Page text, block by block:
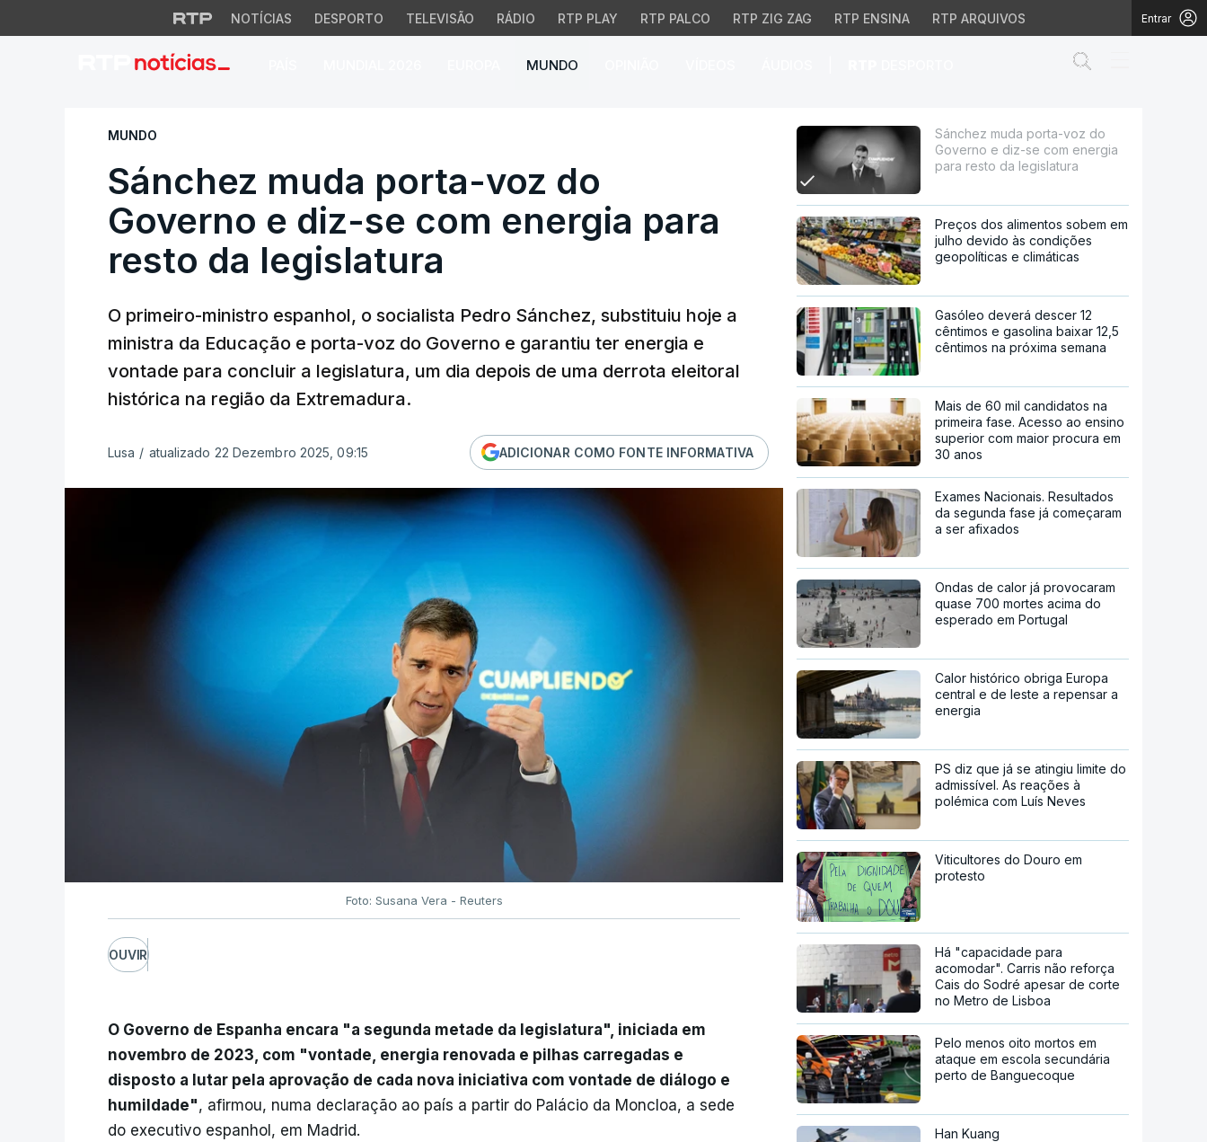
NOTÍCIAS DESPORTO TELEVISÃO RÁDIO RTP PLAY RTP PALCO RTP ZIG ZAG RTP ENSINA RTP ARQUIVOS Entrar
MUNDO
Sánchez muda porta-voz do Governo e diz-se com energia para
MUNDO
Sánchez muda porta-voz do
Governo e diz-se com energia para
resto da legislatura
O primeiro-ministro espanhol, o socialista Pedro Sánchez, substituiu hoje a
ministra da Educação e porta-voz do Governo e garantiu ter energia e
vontade para concluir a legislatura, um dia depois de uma derrota eleitoral
histórica na região da Extremadura.
Lusa / atualizado 22 Dezembro 2025, 09:15 ADICIONAR COMO FONTE INFORMATIVA
Foto: Susana Vera - Reuters
OUVIR
O Governo de Espanha encara "a segunda metade da legislatura", iniciada em
novembro de 2023, com "vontade, energia renovada e pilhas carregadas e
disposto a lutar pela aprovação de cada nova iniciativa com vontade de diálogo e
humildade", afirmou, numa declaração ao país a partir do Palácio da Moncloa, a sede
do executivo espanhol, em Madrid.
Sánchez muda porta-voz do
Governo e diz-se com energia
para resto da legislatura
Preços dos alimentos sobem em
julho devido às condições
geopolíticas e climáticas
Gasóleo deverá descer 12
cêntimos e gasolina baixar 12,5
cêntimos na próxima semana
Mais de 60 mil candidatos na
primeira fase. Acesso ao ensino
superior com maior procura em
30 anos
Exames Nacionais. Resultados
da segunda fase já começaram
a ser afixados
Ondas de calor já provocaram
quase 700 mortes acima do
esperado em Portugal
Calor histórico obriga Europa
central e de leste a repensar a
energia
PS diz que já se atingiu limite do
admissível. As reações à
polémica com Luís Neves
Viticultores do Douro em
protesto
Há "capacidade para
acomodar". Carris não reforça
Cais do Sodré apesar de corte
no Metro de Lisboa
Pelo menos oito mortos em
ataque em escola secundária
perto de Banguecoque
Han Kuang